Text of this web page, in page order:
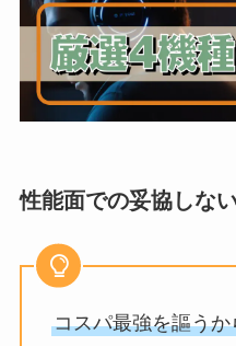
性能面での妥協しな
コスパ最強を謳う